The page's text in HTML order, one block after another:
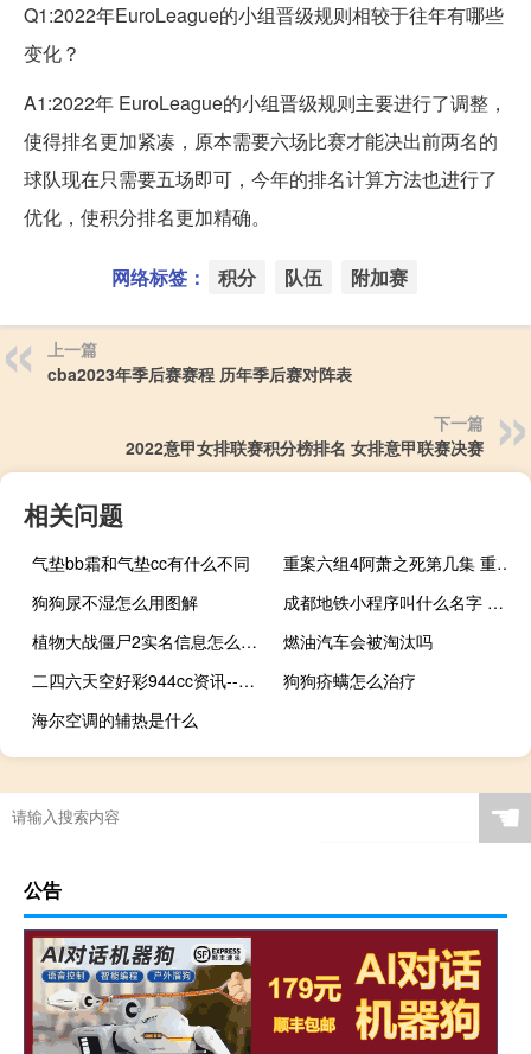
Q1:2022年EuroLeague的小组晋级规则相较于往年有哪些
变化？
A1:2022年 EuroLeague的小组晋级规则主要进行了调整，
使得排名更加紧凑，原本需要六场比赛才能决出前两名的
球队现在只需要五场即可，今年的排名计算方法也进行了
优化，使积分排名更加精确。
网络标签： 积分 队伍 附加赛
上一篇
cba2023年季后赛赛程 历年季后赛对阵表
下一篇
2022意甲女排联赛积分榜排名 女排意甲联赛决赛
相关问题
气垫bb霜和气垫cc有什么不同
重案六组4阿萧之死第几集 重案六组第四部佟林
狗狗尿不湿怎么用图解
成都地铁小程序叫什么名字 成都小程序开发多少钱
植物大战僵尸2实名信息怎么改 植物大战僵尸2修改
燃油汽车会被淘汰吗
二四六天空好彩944cc资讯--作答解释落实--iPad66.28.97
狗狗疥螨怎么治疗
海尔空调的辅热是什么
☚
公告